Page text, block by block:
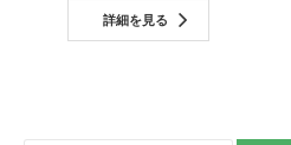
詳細を見る